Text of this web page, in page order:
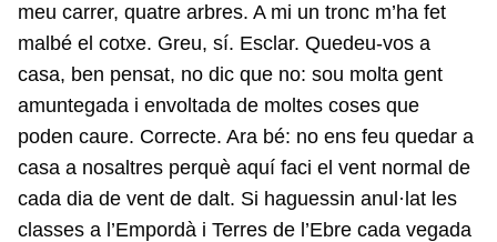
meu carrer, quatre arbres. A mi un tronc m’ha fet
malbé el cotxe. Greu, sí. Esclar. Quedeu-vos a
casa, ben pensat, no dic que no: sou molta gent
amuntegada i envoltada de moltes coses que
poden caure. Correcte. Ara bé: no ens feu quedar a
casa a nosaltres perquè aquí faci el vent normal de
cada dia de vent de dalt. Si haguessin anul·lat les
classes a l’Empordà i Terres de l’Ebre cada vegada